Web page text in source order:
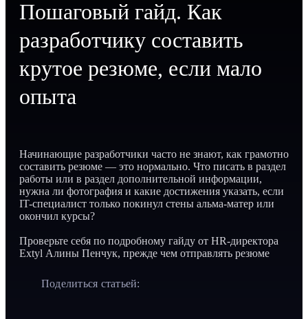
Пошаговый гайд. Как
разработчику составить
крутое резюме, если мало
опыта
Начинающие разработчики часто не знают, как грамотно
составить резюме — это нормально. Что писать в раздел
работы или в раздел дополнительной информации,
нужна ли фотография и какие достижения указать, если
IT-специалист только покинул стены альма-матер или
окончил курсы?
Проверьте себя по подробному гайду от HR-директора
Extyl Алины Пенчук, прежде чем отправлять резюме
Поделиться статьей: